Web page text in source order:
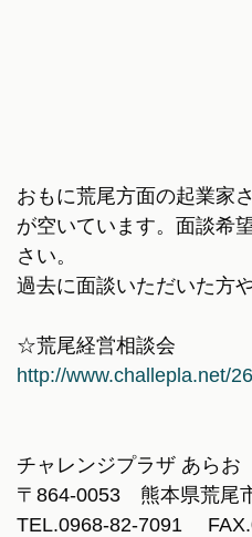
おもに荒尾方面の起業家
が空いています。面談希
さい。
過去に面談いただいた方
☆荒尾経営相談会
http://www.challepla.net/
チャレンジプラザ あらお
〒864-0053　熊本県荒尾
TEL.0968-82-7091 　